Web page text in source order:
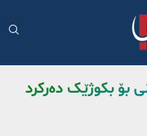
بۆ بکوژێک دەرکرد